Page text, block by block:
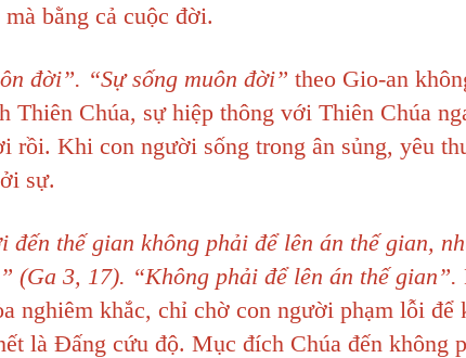
bằng cả cuộc đời.
đời”. “Sự sống muôn đời” theo Gio-an
Thiên Chúa, sự hiệp thông với Thiên Chúa
rồi. Khi con người sống trong ân sủng, yêu
sự.
thế gian không phải để lên án thế gian,
(Ga 3, 17). “Không phải để lên án thế gian”.
nghiêm khắc, chỉ chờ con người phạm lỗi để
là Đấng cứu độ. Mục đích Chúa đến không